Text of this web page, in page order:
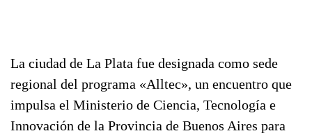
La ciudad de La Plata fue designada como sede
regional del programa «Alltec», un encuentro que
impulsa el Ministerio de Ciencia, Tecnología e
Innovación de la Provincia de Buenos Aires para